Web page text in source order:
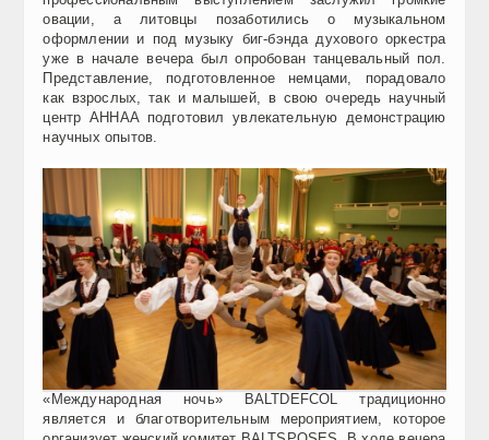
овации, а литовцы позаботились о музыкальном
оформлении и под музыку биг-бэнда духового оркестра
уже в начале вечера был опробован танцевальный пол.
Представление, подготовленное немцами, порадовало
как взрослых, так и малышей, в свою очередь научный
центр AHHAA подготовил увлекательную демонстрацию
научных опытов.
«Международная ночь» BALTDEFCOL традиционно
является и благотворительным мероприятием, которое